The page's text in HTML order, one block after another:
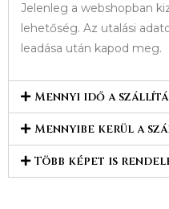
Jelenleg a webshopban
lehetőség. Az utalási
leadása után kapod meg.
Mennyi idő a
Mennyibe kerül a
Több képet is